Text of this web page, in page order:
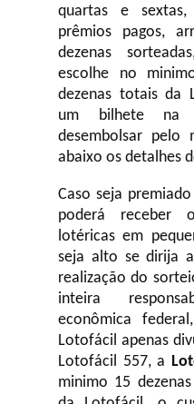
quartas e
prêmios pagos,
dezenas
escolhe no
dezenas totais da
um bilhete na
desembolsar pelo
abaixo os detalhes
Caso seja
poderá receber
lotéricas em
seja alto se dirija
realização do
inteira
econômica
Lotofácil apenas
Lotofácil 557, a
minimo 15